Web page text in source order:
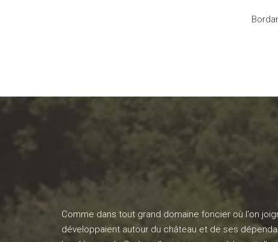
Comme dans tout grand domaine foncier où l'on
développaient autour du château et de ses